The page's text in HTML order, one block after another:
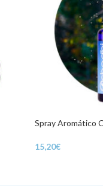
Spray Aromático
15,20€